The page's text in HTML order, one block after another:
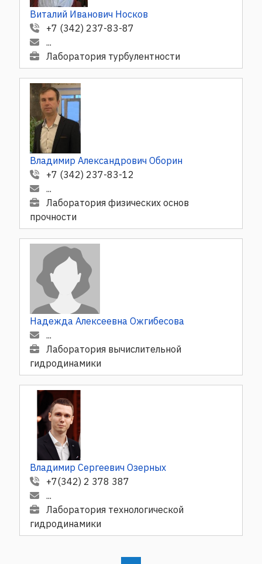
Виталий Иванович Носков
+7 (342) 237-83-87
...
Лаборатория турбулентности
Владимир Александрович Оборин
+7 (342) 237-83-12
...
Лаборатория физических основ
прочности
Надежда Алексеевна Ожгибесова
...
Лаборатория вычислительной
гидродинамики
Владимир Сергеевич Озерных
+7(342) 2 378 387
...
Лаборатория технологической
гидродинамики